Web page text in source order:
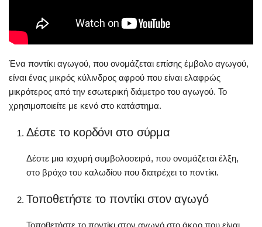
Ένα ποντίκι αγωγού, που ονομάζεται επίσης έμβολο αγωγού,
είναι ένας μικρός κύλινδρος αφρού που είναι ελαφρώς
μικρότερος από την εσωτερική διάμετρο του αγωγού. Το
χρησιμοποιείτε με κενό στο κατάστημα.
Δέστε το κορδόνι στο σύρμα
Δέστε μια ισχυρή συμβολοσειρά, που ονομάζεται έλξη,
στο βρόχο του καλωδίου που διατρέχει το ποντίκι.
Τοποθετήστε το ποντίκι στον αγωγό
Τοποθετήστε το ποντίκι στον αγωγό στο άκρο που είναι